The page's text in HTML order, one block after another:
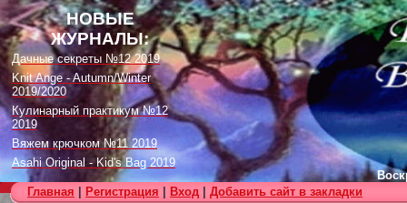
НОВЫЕ
ЖУРНАЛЫ:
Дачные секреты №12 2019
Knit Ange - Autumn/Winter
2019/2020
Кулинарный практикум №12
2019
Вяжем крючком №11 2019
Asahi Original - Kid's Bag 2019
Цветок. Спецвыпуск №4 2019
Главная
Регистрация Вход
Добавить сайт в закладки